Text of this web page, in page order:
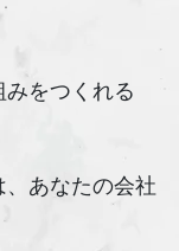
みをつくれる
あなたの会社